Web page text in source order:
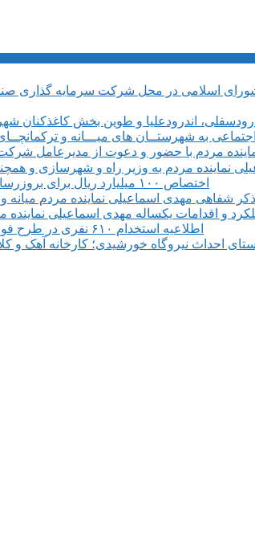
اندرودعلیا و طوین بخش کاغذکنان
به شهرستــان های میـــانه و
مردم با حضور و دعوت از مدیرعامل شرکت
نماینده مردم به وزیر راه و شهرسازی و
اختصاص ۱۰۰ میلیارد ریال برای بروزرسانی و تجهیز مرکز فنی وحرفه ای میانه
شفاهی مهدی اسماعیلی نماینده مردم میانه
و اقدامات یکساله مهدی اسماعیلی
اطلاعیه استخدام ۶۱۰ نفری در طرح فولادسازی مجتمع فولاد میانه منتشر شد
احداث نیروگاه خورشیدی؛ کارخانه آهک و